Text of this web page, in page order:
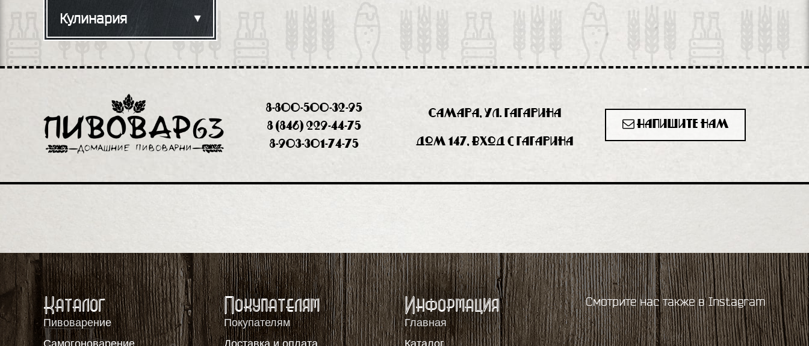
Кулинария
8-800-500-32-95
8 (846) 229-44-75
8-903-301-74-75
Самара, ул. Гагарина
дом 147, вход с Гагарина
Напишите нам
Каталог
Пивоварение
Самогоноварение
Покупателям
Покупателям
Доставка и оплата
Информация
Главная
Каталог
Смотрите нас также в Instagram